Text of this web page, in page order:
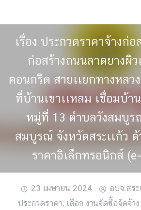
content
เรื่อง ประกวดราคาจ้างก่อ
ก่อสร้างถนนลาดยางผิว
คอนกรีต สายเเยกทางหลว
ที่บ้านเขาเเหลม เชื่อมบ้า
หมู่ที่ 13 ตำบลวังสมบูร
สมบูรณ์ จังหวัดสระเเก้ว
ราคาอิเล็กทรอนิกส์
23 เมษายน 2024 อบจ.สระ
ประกวดราคา, เลือก งานจัดซื้อจัดจ้า